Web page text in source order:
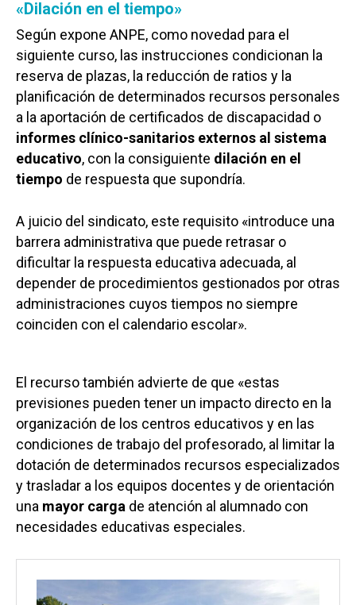
«Dilación en el tiempo»
Según expone ANPE, como novedad para el
siguiente curso, las instrucciones condicionan la
reserva de plazas, la reducción de ratios y la
planificación de determinados recursos personales
a la aportación de certificados de discapacidad o
informes clínico-sanitarios externos al sistema
educativo, con la consiguiente dilación en el
tiempo de respuesta que supondría.
A juicio del sindicato, este requisito «introduce una
barrera administrativa que puede retrasar o
dificultar la respuesta educativa adecuada, al
depender de procedimientos gestionados por otras
administraciones cuyos tiempos no siempre
coinciden con el calendario escolar».
El recurso también advierte de que «estas
previsiones pueden tener un impacto directo en la
organización de los centros educativos y en las
condiciones de trabajo del profesorado, al limitar la
dotación de determinados recursos especializados
y trasladar a los equipos docentes y de orientación
una mayor carga de atención al alumnado con
necesidades educativas especiales.